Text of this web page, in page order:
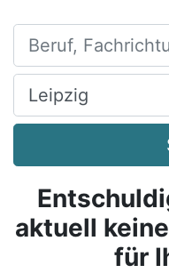
Beruf, Fachrichtung,
Ort, Stadt
aktuell
für